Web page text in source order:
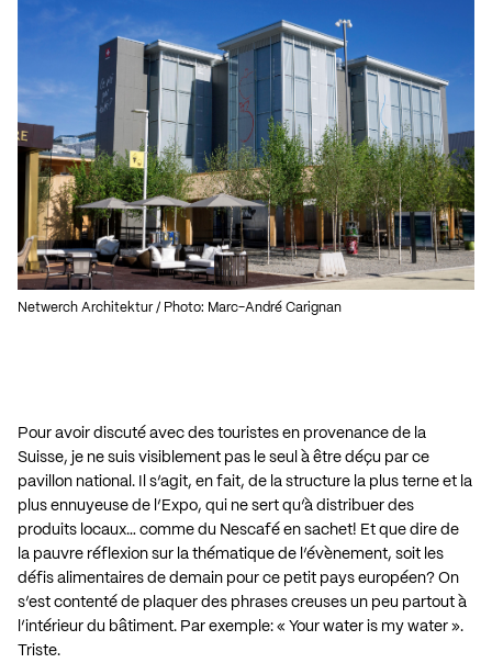
Netwerch Architektur / Photo: Marc-André Carignan
Pour avoir discuté avec des touristes en provenance de la
Suisse, je ne suis visiblement pas le seul à être déçu par ce
pavillon national. Il s’agit, en fait, de la structure la plus terne et la
plus ennuyeuse de l’Expo, qui ne sert qu’à distribuer des
produits locaux… comme du Nescafé en sachet! Et que dire de
la pauvre réflexion sur la thématique de l’évènement, soit les
défis alimentaires de demain pour ce petit pays européen? On
s’est contenté de plaquer des phrases creuses un peu partout à
l’intérieur du bâtiment. Par exemple: « Your water is my water ».
Triste.